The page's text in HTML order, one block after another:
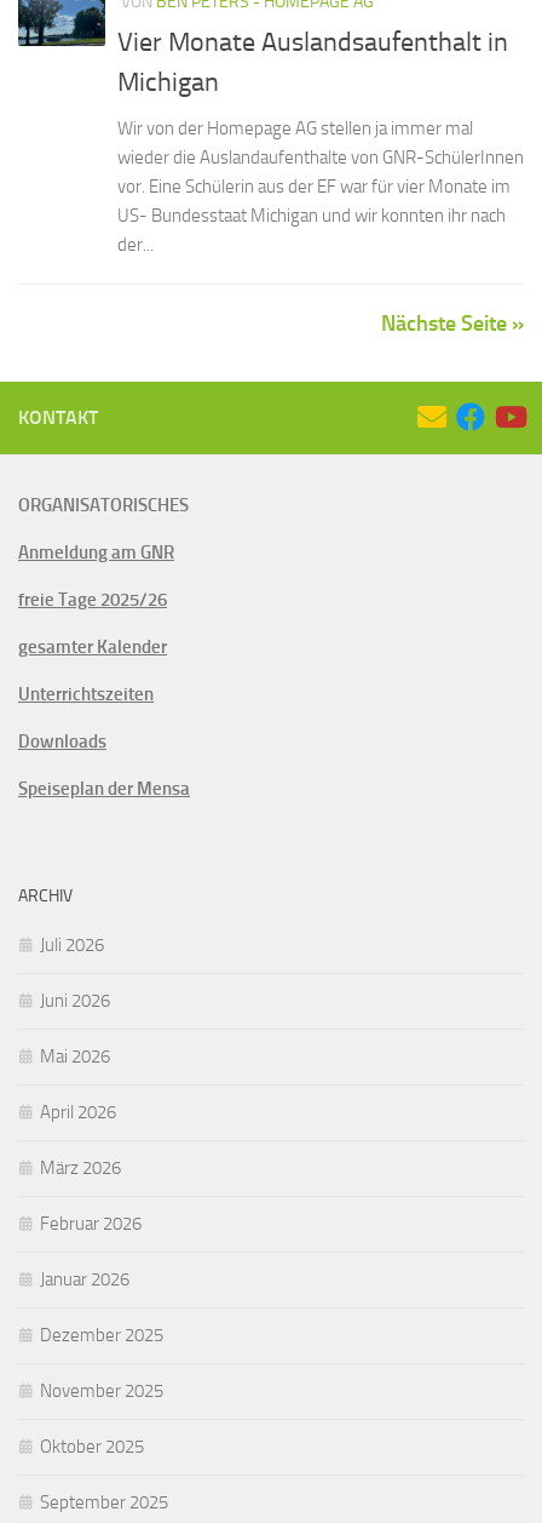
Vier Monate Auslandsaufenthalt in
Michigan
Wir von der Homepage AG stellen ja immer mal
wieder die Auslandaufenthalte von GNR-SchülerInnen
vor. Eine Schülerin aus der EF war für vier Monate im
US- Bundesstaat Michigan und wir konnten ihr nach
der...
Nächste Seite »
KONTAKT
ORGANISATORISCHES
Anmeldung am GNR
freie Tage 2025/26
gesamter Kalender
Unterrichtszeiten
Downloads
Speiseplan der Mensa
ARCHIV
Juli 2026
Juni 2026
Mai 2026
April 2026
März 2026
Februar 2026
Januar 2026
Dezember 2025
November 2025
Oktober 2025
September 2025